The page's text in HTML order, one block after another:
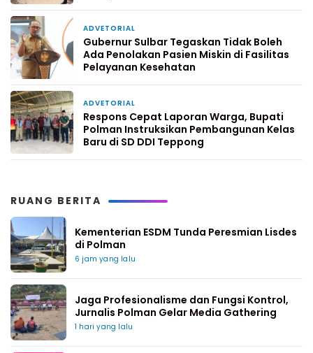
ADVETORIAL
Gubernur Sulbar Tegaskan Tidak Boleh
Ada Penolakan Pasien Miskin di Fasilitas
Pelayanan Kesehatan
ADVETORIAL
Respons Cepat Laporan Warga, Bupati
Polman Instruksikan Pembangunan Kelas
Baru di SD DDI Teppong
RUANG BERITA
Kementerian ESDM Tunda Peresmian Lisdes
di Polman
6 jam yang lalu
Jaga Profesionalisme dan Fungsi Kontrol,
Jurnalis Polman Gelar Media Gathering
1 hari yang lalu